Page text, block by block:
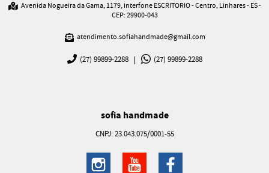
Avenida Nogueira da Gama, 1179, interfone ESCRITORIO-Centro, Linhares-ES-
CEP: 29900-043
atendimento.sofiahandmade@gmail.com
(27) 99899-2288 (27) 99899-2288
sofia handmade
CNPJ: 23.043.075/0001-55